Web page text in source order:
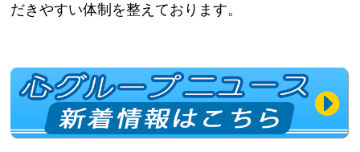
だきやすい体制を整えております。